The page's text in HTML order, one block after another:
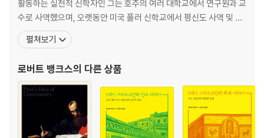
활동하는 실천적 신학자인 그는 호주의 여러 대학교에서 연구원과 교
수로 사역했으며, 오랫동안 미국 풀러 신학교에서 평신도 사역 및 신
학 담당 교수를 지냈다. 영국, 미국, 호주 등지에서 기독교 공동체, 평
신도 및 전문인 사역, 지역 교회를 꾸준히 도왔으며, 은퇴 후에는 호
임교수로 섬기며 개인 연구와 저술에 전념하고 있다
펼쳐보기
로버트 뱅크스의 다른 상품